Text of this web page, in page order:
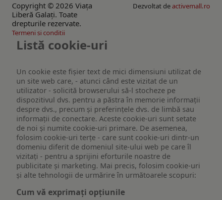
Copyright © 2026 Viaţa
Liberă Galaţi. Toate
drepturile rezervate.
Dezvoltat deactivemall.ro
Termeni si conditii
Listă cookie-uri
Un cookie este fişier text de mici dimensiuni utilizat de
un site web care, - atunci când este vizitat de un
utilizator - solicită browserului să-l stocheze pe
dispozitivul dvs. pentru a păstra în memorie informații
despre dvs., precum și preferințele dvs. de limbă sau
informații de conectare. Aceste cookie-uri sunt setate
de noi și numite cookie-uri primare. De asemenea,
folosim cookie-uri terțe - care sunt cookie-uri dintr-un
domeniu diferit de domeniul site-ului web pe care îl
vizitați - pentru a sprijini eforturile noastre de
publicitate și marketing. Mai precis, folosim cookie-uri
și alte tehnologii de urmărire în următoarele scopuri:
Cum vă exprimați opțiunile